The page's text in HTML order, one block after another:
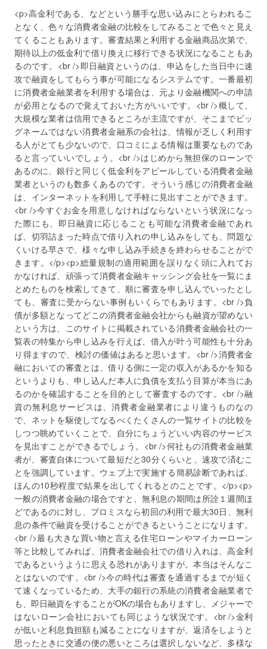
<p>高金利である、などという勝手な思い込みにとらわれるこ
となく、色々な消費者金融の比較をしてみることで色々と見え
てくることもあります。審査結果と利用する金融商品次第で、
期待以上の低金利で借り換えに移行できる状況になることもあ
るのです。<br />即日融資というのは、申込をした当日中に速
攻で融資をしてもらう事が可能になるシステムです。一番最初
に消費者金融業者を利用する場合は、元より金融機関への申請
が必用となるので覚えておいた方がいいです。<br />概して、
大規模な業者は信用できるところが主流ですが、そこまでビッ
グネームではない消費者金融系の会社は、情報が乏しく利用す
る人がとても少ないので、口コミによる情報は重要なものであ
ると言っていいでしょう。<br />はじめから無担保のローンで
あるのに、銀行と同じく低金利をアピールしている消費者金融
業者というのも数多くあるのです。そういう感じの消費者金融
は、インターネットを利用して手軽に見出すことができます。
<br />今すぐお金を用意しなければならないという状況になっ
た際にも、即日融資に応じることも可能な消費者金融であれ
ば、切羽詰まった時点で借り入れの申し込みをしても、問題な
くいける早さで、様々な申し込み手続きを終わらせることがで
きます。</p><p>総量規制の適用範囲を誤りなく頭に入れてお
かなければ、頑張って消費者金融キャッシング会社を一覧にま
とめたものを検索してきて、順に審査を申し込んでいったとし
ても、審査に受からない事例もいくらでもあります。<br />負
債が多額となってどこの消費者金融会社からも融資が望めない
という方は、このサイトに掲載されている消費者金融会社の一
覧表の特集から申し込みを行えば、借入が叶う可能性も十分あ
り得ますので、検討の価値はあると思います。<br />消費者金
融においての審査とは、借りる側に一定の収入があるかを知る
というよりも、申し込んだ本人に負債を支払う目算が本当にあ
るのかを確認することを目的として審査するのです。<br />融
資の無利息サービスは、消費者金融業者により違うものなの
で、ネットを駆使してなるべくたくさんの一覧サイトの比較を
しつつ眺めていくことで、自分にちょうどいい内容のサービス
を見出すことができるでしょう。<br />何社もの消費者金融業
者が、審査自体について最短だと30分くらいと、速攻で済むこ
とを強調しています。ウェブ上で実施する簡易診断であれば、
ほんの10秒程度で結果を出してくれるとのことです。</p><p>
一般の消費者金融の場合ですと、無利息の期間は所詮１週間ほ
どであるのに対し、プロミスなら初回の利用で最大30日、無利
息の条件で融資を受けることができるということになります。
<br />最も大きな買い物と言える住宅ローンやマイカーローン
等と比較してみれば、消費者金融会社での借り入れは、高金利
であるというように思える恐れがありますが。本当はそんなこ
とはないのです。<br />今の時代は審査を通過するまでが短く
て速くなっているため、大手の銀行の系統の消費者金融業者で
も、即日融資をすることがOKの場合もありますし、メジャーで
はないローン会社においても同じような状況です。<br />金利
が低いと利息負担額も減ることになりますが、返済をしようと
思ったときに交通の便の悪いところは選択しないなど、多様な